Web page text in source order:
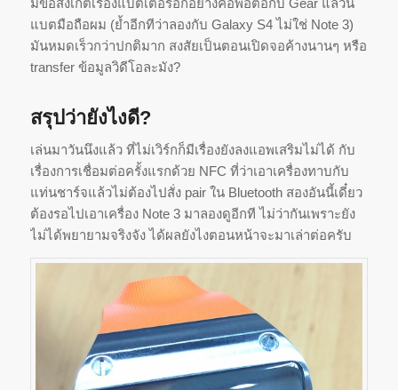
แบตมือถือผม (ย้ำอีกทีว่าลองกับ Galaxy S4 ไม่ใช่ Note 3)
มันหมดเร็วกว่าปกติมาก สงสัยเป็นตอนเปิดจอค้างนานๆ หรือ
transfer ข้อมูลวิดีโอละมัง?
สรุปว่ายังไงดี?
เล่นมาวันนึงแล้ว ที่ไม่เวิร์กก็มีเรื่องยังลงแอพเสริมไม่ได้ กับ
เรื่องการเชื่อมต่อครั้งแรกด้วย NFC ที่ว่าเอาเครื่องทาบกับ
แท่นชาร์จแล้วไม่ต้องไปสั่ง pair ใน Bluetooth สองอันนี้เดี๋ยว
ต้องรอไปเอาเครื่อง Note 3 มาลองดูอีกที ไม่ว่ากันเพราะยัง
ไม่ได้พยายามจริงจัง ได้ผลยังไงตอนหน้าจะมาเล่าต่อครับ